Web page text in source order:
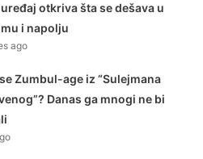
otkriva šta se dešava u
i napolju
ago
Zumbul-age iz “Sulejmana
Danas ga mnogi ne bi